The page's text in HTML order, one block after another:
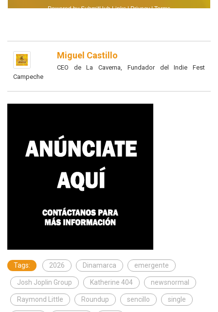
Miguel Castillo
CEO de La Caverna, Fundador del Indie Fest
Campeche
Tags: 2026 Dinamarca emergente
Josh Joplin Group Katherine 404 newsnormal
Raymond Little Roundup sencillo single